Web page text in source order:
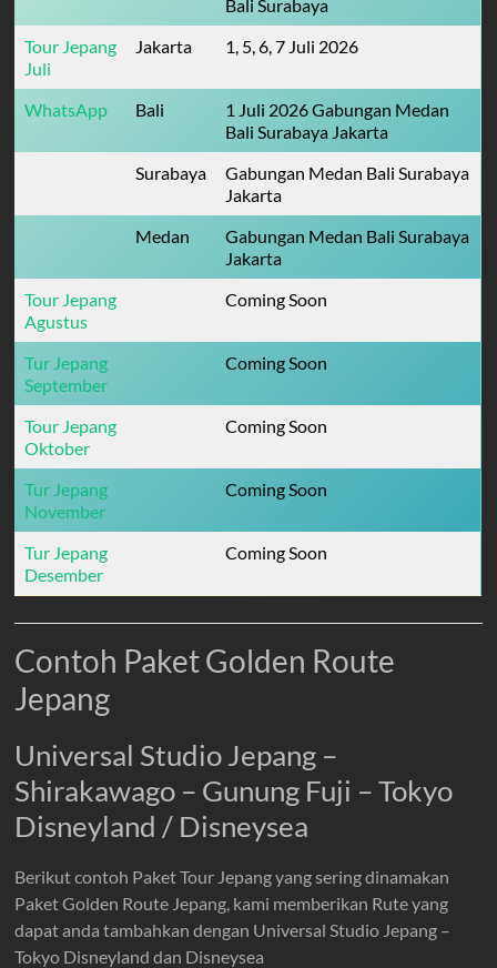
Bali Surabaya
Tour Jepang
Juli
Jakarta 1, 5, 6, 7 Juli 2026
WhatsApp Bali
1 Juli 2026 Gabungan Medan
Bali Surabaya Jakarta
Surabaya
Gabungan Medan Bali Surabaya
Jakarta
Medan
Gabungan Medan Bali Surabaya
Jakarta
Tour Jepang
Agustus
Coming Soon
Tur Jepang
September
Coming Soon
Tour Jepang
Oktober
Coming Soon
Tur Jepang
November
Coming Soon
Tur Jepang
Desember
Coming Soon
Contoh Paket Golden Route
Jepang
Universal Studio Jepang –
Shirakawago – Gunung Fuji – Tokyo
Disneyland / Disneysea
Berikut contoh Paket Tour Jepang yang sering dinamakan
Paket Golden Route Jepang, kami memberikan Rute yang
dapat anda tambahkan dengan Universal Studio Jepang –
Tokyo Disneyland dan Disneysea